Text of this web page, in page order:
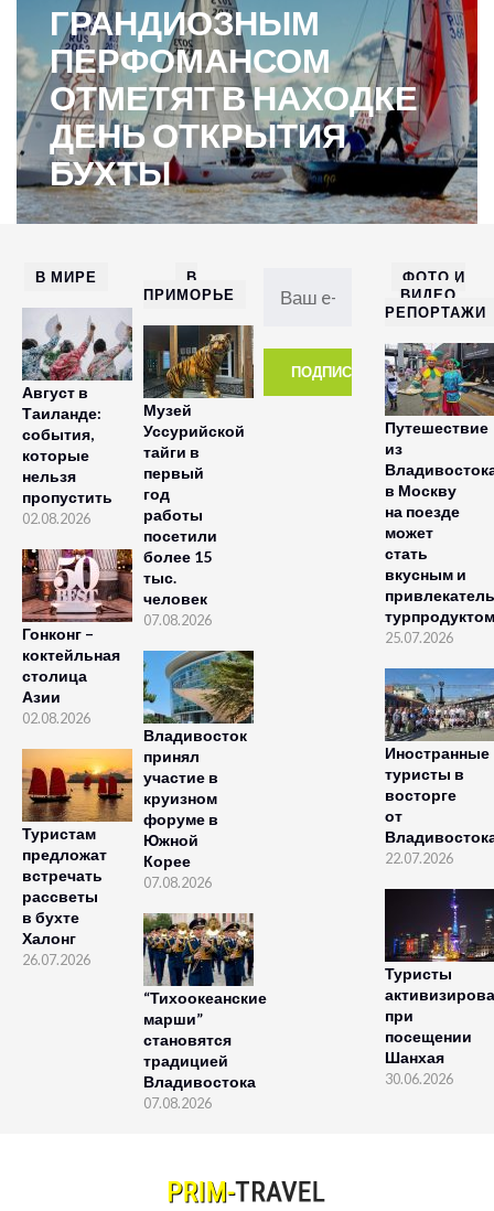
ГРАНДИОЗНЫМ
ПЕРФОМАНСОМ
ОТМЕТЯТ В НАХОДКЕ
ДЕНЬ ОТКРЫТИЯ
БУХТЫ
В МИРЕ
Август в
Таиланде:
события,
которые
нельзя
пропустить
02.08.2026
Гонконг –
коктейльная
столица
Азии
02.08.2026
Туристам
предложат
встречать
рассветы
в бухте
Халонг
26.07.2026
В
ПРИМОРЬЕ
Музей
Уссурийской
тайги в
первый
год
работы
посетили
более 15
тыс.
человек
07.08.2026
Владивосток
принял
участие в
круизном
форуме в
Южной
Корее
07.08.2026
“Тихоокеанские
марши”
становятся
традицией
Владивостока
07.08.2026
ФОТО И
ВИДЕО
РЕПОРТАЖИ
Путешествие
из
в Москву
на поезде
может
стать
вкусным и
турпродуктом
25.07.2026
Иностранные
туристы в
восторге
от
22.07.2026
Туристы
при
посещении
Шанхая
30.06.2026